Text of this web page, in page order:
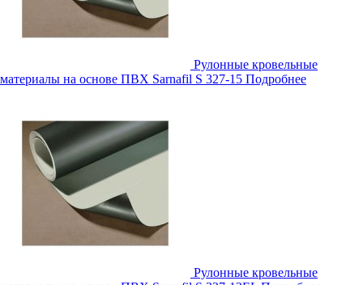
Рулонные кровельные
материалы на основе ПВХ Sarnafil S 327-15 Подробнее
Рулонные кровельные